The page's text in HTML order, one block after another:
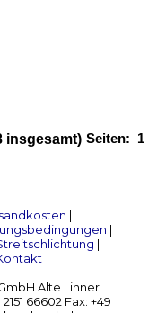
Seiten: 1
insgesamt)
|
|
|
Alte Linner
66602 Fax: +49